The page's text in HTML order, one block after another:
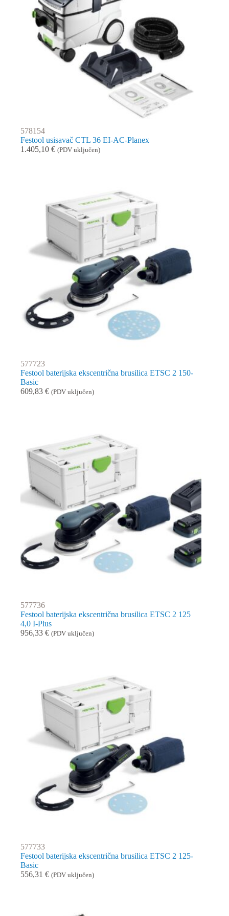
578154
Festool usisavač CTL 36 EI-AC-Planex
1.405,10 € (PDV uključen)
577723
Festool baterijska ekscentrična brusilica ETSC 2 150-
Basic
609,83 € (PDV uključen)
577736
Festool baterijska ekscentrična brusilica ETSC 2 125
4,0 I-Plus
956,33 € (PDV uključen)
577733
Festool baterijska ekscentrična brusilica ETSC 2 125-
Basic
556,31 € (PDV uključen)